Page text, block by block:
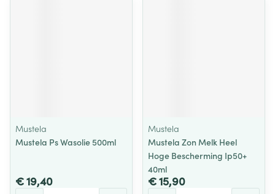
Mustela
Mustela Ps Wasolie 500ml
€ 19,40
Mustela
Mustela Zon Melk Heel
Hoge Bescherming Ip50+
40ml
€ 15,90